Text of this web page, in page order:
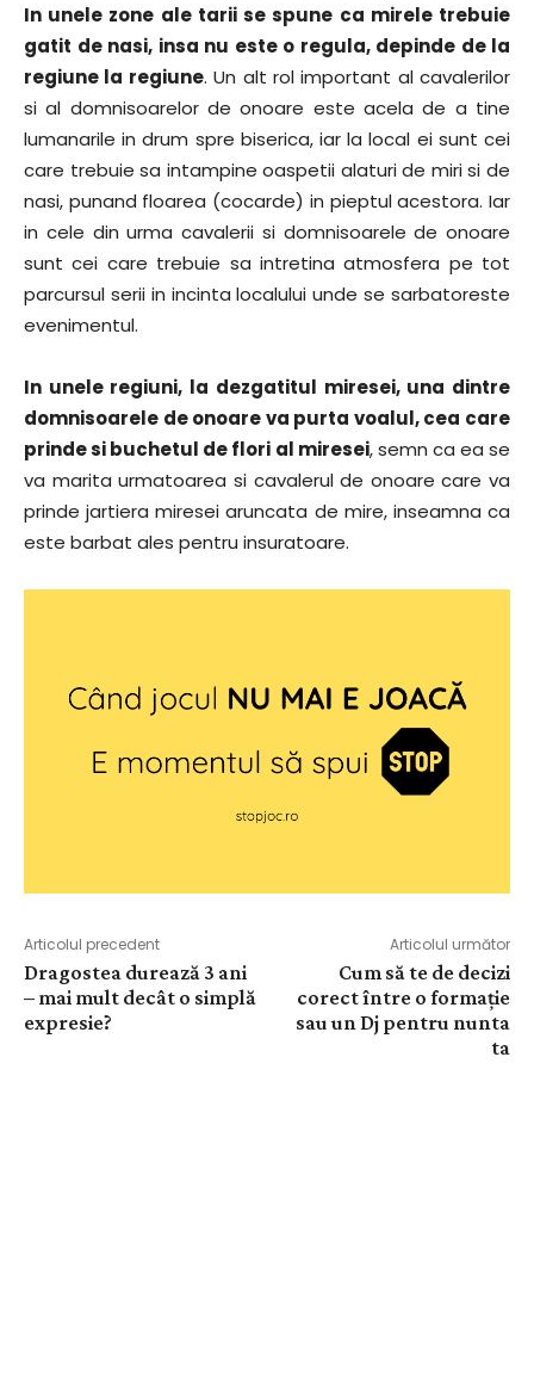
In unele zone ale tarii se spune ca mirele trebuie
gatit de nasi, insa nu este o regula, depinde de la
regiune la regiune. Un alt rol important al cavalerilor
si al domnisoarelor de onoare este acela de a tine
lumanarile in drum spre biserica, iar la local ei sunt cei
care trebuie sa intampine oaspetii alaturi de miri si de
nasi, punand floarea (cocarde) in pieptul acestora. Iar
in cele din urma cavalerii si domnisoarele de onoare
sunt cei care trebuie sa intretina atmosfera pe tot
parcursul serii in incinta localului unde se sarbatoreste
evenimentul.
In unele regiuni, la dezgatitul miresei, una dintre
domnisoarele de onoare va purta voalul, cea care
prinde si buchetul de flori al miresei, semn ca ea se
va marita urmatoarea si cavalerul de onoare care va
prinde jartiera miresei aruncata de mire, inseamna ca
este barbat ales pentru insuratoare.
Articolul precedent
Dragostea durează 3 ani
– mai mult decât o simplă
expresie?
Articolul următor
Cum să te de decizi
corect între o formație
sau un Dj pentru nunta
ta